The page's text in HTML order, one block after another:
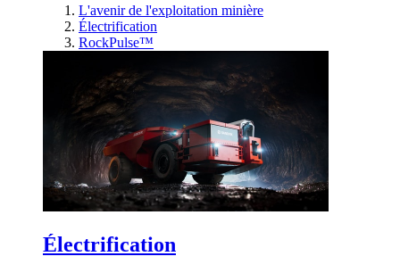
L'avenir de l'exploitation minière
Électrification
RockPulse™
Électrification